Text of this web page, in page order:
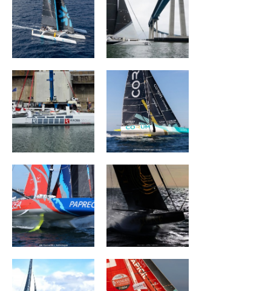
ACXISS Group CORUM L 'Épargne
ARKEA PAPREC
L'OCCITANE en
Provence
TEAMWORK Team
Snef
Groupe APICIL